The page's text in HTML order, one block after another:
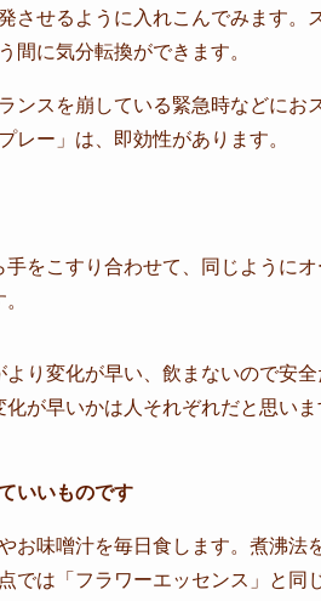
させるように入れこんでみます。
間に気分転換ができます。
ンスを崩している緊急時などに
レー」は、即効性があります。
をこすり合わせて、同じように
り変化が早い、飲まないので安
が早いかは人それぞれだと思いま
いいものです
お味噌汁を毎日食します。煮沸法
では「フラワーエッセンス」と同